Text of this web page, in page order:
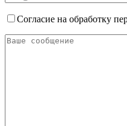
Согласие на обработку